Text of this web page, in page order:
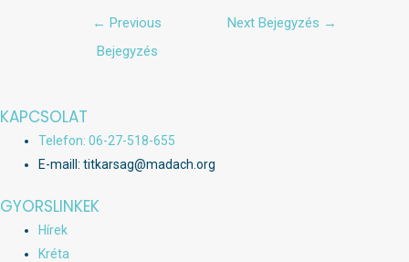
← Previous
Bejegyzés
Next Bejegyzés →
KAPCSOLAT
Telefon: 06-27-518-655
E-maill: titkarsag@madach.org
GYORSLINKEK
Hírek
Kréta